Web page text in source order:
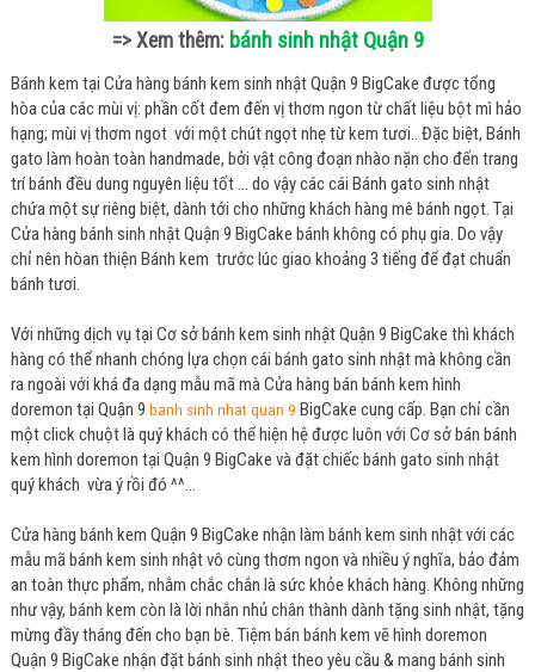
=> Xem thêm: bánh sinh nhật Quận 9
Bánh kem tại Cửa hàng bánh kem sinh nhật Quận 9 BigCake được tổng
hòa của các mùi vị: phần cốt đem đến vị thơm ngon từ chất liệu bột mì hảo
hạng; mùi vị thơm ngot với một chút ngọt nhẹ từ kem tươi.. Đặc biệt, Bánh
gato làm hoàn toàn handmade, bởi vật công đoạn nhào nặn cho đến trang
trí bánh đều dung nguyên liệu tốt ... do vậy các cái Bánh gato sinh nhật
chứa một sự riêng biệt, dành tới cho những khách hàng mê bánh ngọt. Tại
Cửa hàng bánh sinh nhật Quận 9 BigCake bánh không có phụ gia. Do vậy
chỉ nên hòan thiện Bánh kem trước lúc giao khoảng 3 tiếng để đạt chuẩn
bánh tươi.
Với những dịch vụ tại Cơ sở bánh kem sinh nhật Quận 9 BigCake thì khách
hàng có thể nhanh chóng lựa chọn cái bánh gato sinh nhật mà không cần
ra ngoài với khá đa dạng mẫu mã mà Cửa hàng bán bánh kem hình
doremon tại Quận 9 banh sinh nhat quan 9 BigCake cung cấp. Bạn chỉ cần
một click chuột là quý khách có thể hiện hệ được luôn với Cơ sở bán bánh
kem hình doremon tại Quận 9 BigCake và đặt chiếc bánh gato sinh nhật
quý khách vừa ý rồi đó ^^…
Cửa hàng bánh kem Quận 9 BigCake nhận làm bánh kem sinh nhật với các
mẫu mã bánh kem sinh nhật vô cùng thơm ngon và nhiều ý nghĩa, bảo đảm
an toàn thực phẩm, nhằm chắc chắn là sức khỏe khách hàng. Không những
như vậy, bánh kem còn là lời nhắn nhủ chân thành dành tặng sinh nhật, tặng
mừng đầy tháng đến cho bạn bè. Tiệm bán bánh kem vẽ hình doremon
Quận 9 BigCake nhận đặt bánh sinh nhật theo yêu cầu & mang bánh sinh